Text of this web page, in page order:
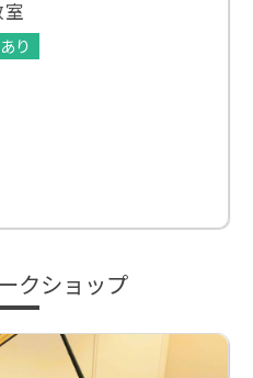
り
クショップ